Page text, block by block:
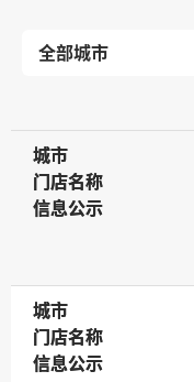
城市
城市
门店名称
门店名称
信息公示
信息公示
城市
城市
门店名称
门店名称
信息公示
信息公示